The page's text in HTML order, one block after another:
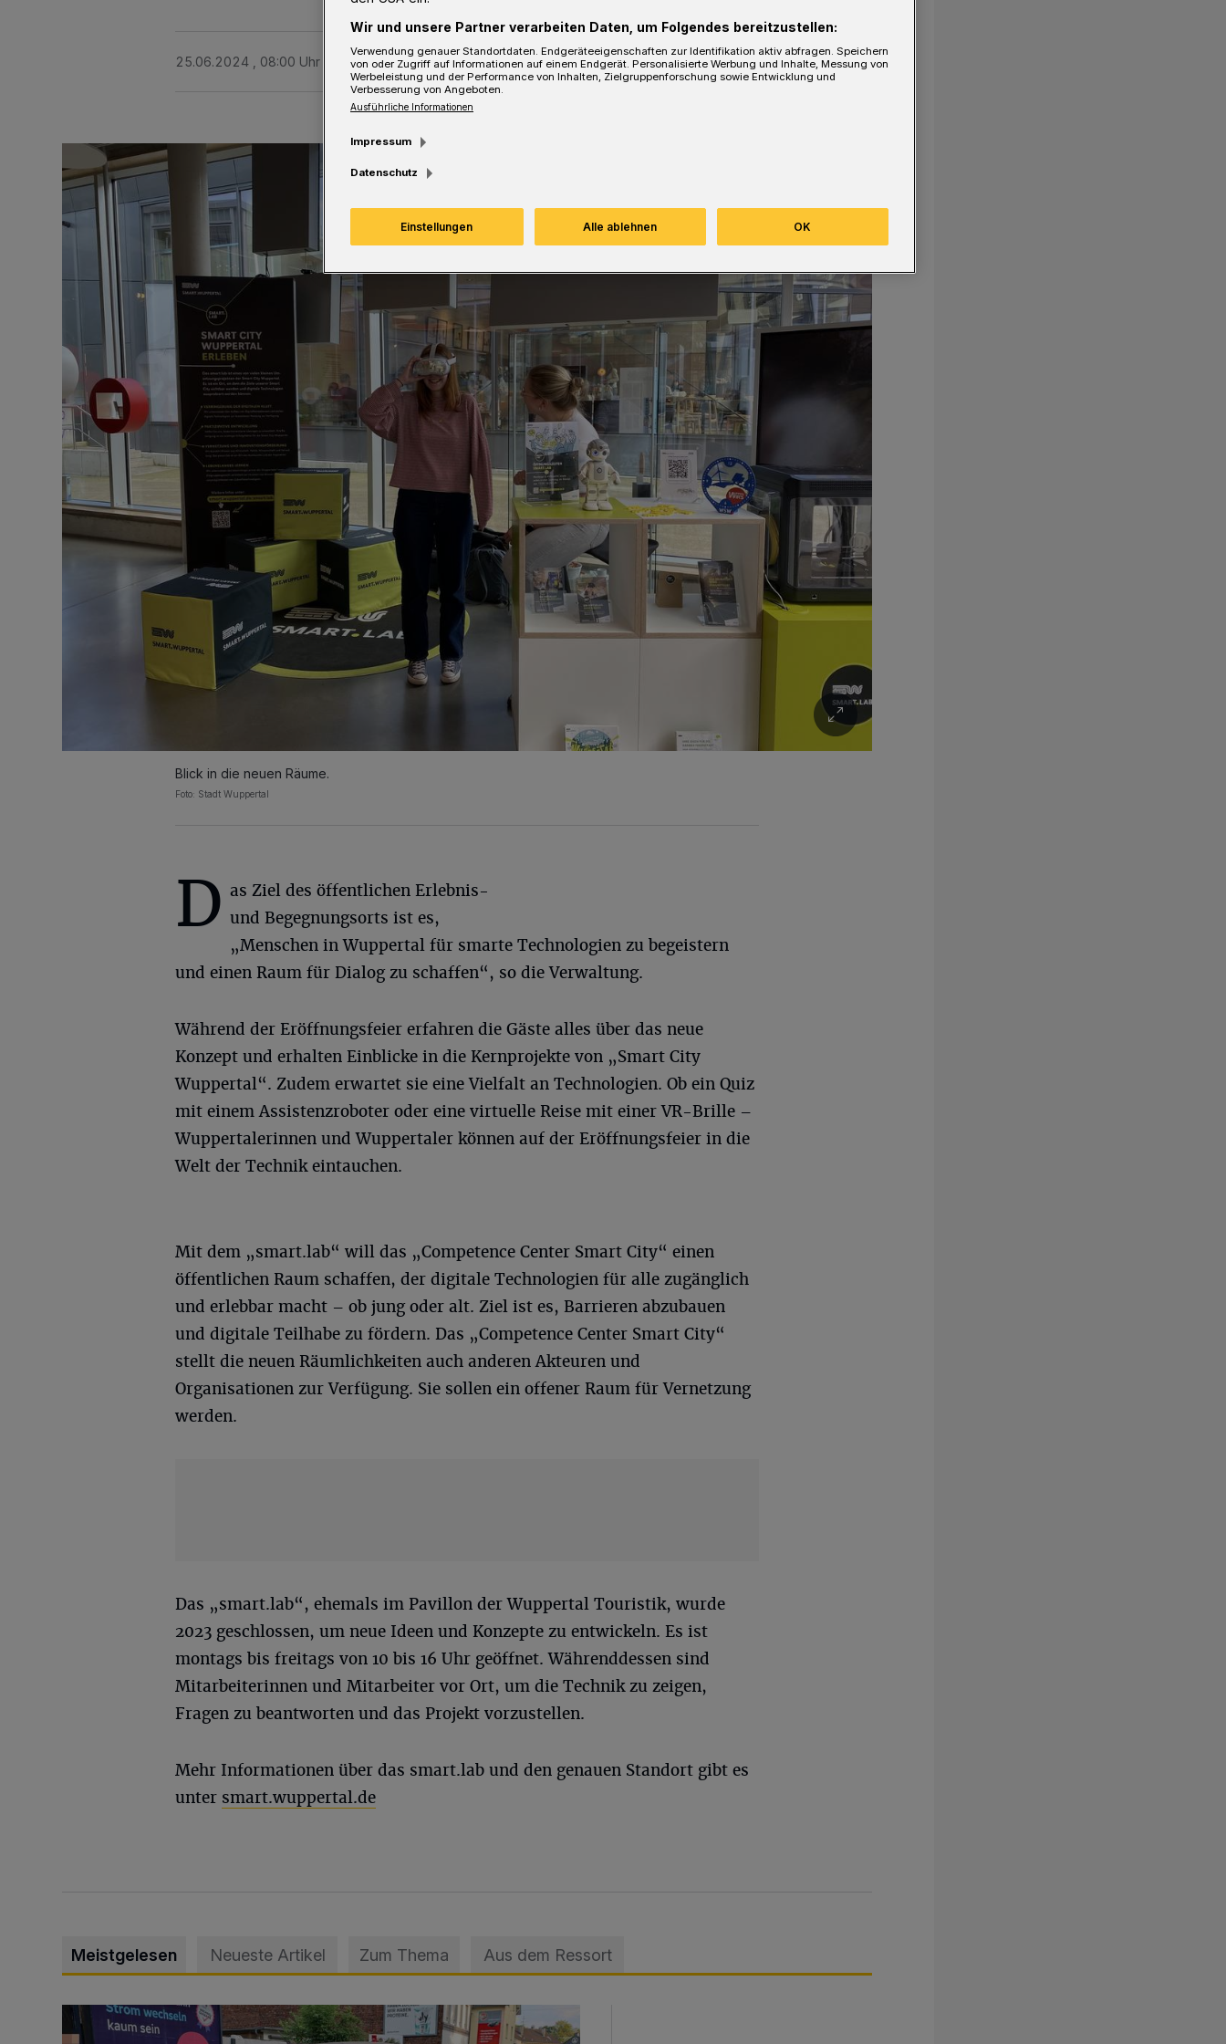
25.06.2024 , 08:00 Uhr Eine Minute Lesezeit
Blick in die neuen Räume.
Foto: Stadt Wuppertal
D as Ziel des öffentlichen Erlebnis-
und Begegnungsorts ist es,
„Menschen in Wuppertal für smarte Technologien zu begeistern
und einen Raum für Dialog zu schaffen“, so die Verwaltung.
Während der Eröffnungsfeier erfahren die Gäste alles über das neue
Konzept und erhalten Einblicke in die Kernprojekte von „Smart City
Wuppertal“. Zudem erwartet sie eine Vielfalt an Technologien. Ob ein Quiz
mit einem Assistenzroboter oder eine virtuelle Reise mit einer VR-Brille –
Wuppertalerinnen und Wuppertaler können auf der Eröffnungsfeier in die
Welt der Technik eintauchen.
Mit dem „smart.lab“ will das „Competence Center Smart City“ einen
öffentlichen Raum schaffen, der digitale Technologien für alle zugänglich
und erlebbar macht – ob jung oder alt. Ziel ist es, Barrieren abzubauen
und digitale Teilhabe zu fördern. Das „Competence Center Smart City“
stellt die neuen Räumlichkeiten auch anderen Akteuren und
Organisationen zur Verfügung. Sie sollen ein offener Raum für Vernetzung
werden.
Das „smart.lab“, ehemals im Pavillon der Wuppertal Touristik, wurde
2023 geschlossen, um neue Ideen und Konzepte zu entwickeln. Es ist
montags bis freitags von 10 bis 16 Uhr geöffnet. Währenddessen sind
Mitarbeiterinnen und Mitarbeiter vor Ort, um die Technik zu zeigen,
Fragen zu beantworten und das Projekt vorzustellen.
Mehr Informationen über das smart.lab und den genauen Standort gibt es
unter smart.wuppertal.de
Meistgelesen Neueste Artikel Zum Thema Aus dem Ressort
Schwerer Unfall mit 2,48 Promille
Wir und unsere Partner verarbeiten Daten, um Folgendes bereitzustellen:
Verwendung genauer Standortdaten. Endgeräteeigenschaften zur Identifikation aktiv abfragen. Speichern
von oder Zugriff auf Informationen auf einem Endgerät. Personalisierte Werbung und Inhalte, Messung von
Werbeleistung und der Performance von Inhalten, Zielgruppenforschung sowie Entwicklung und
Verbesserung von Angeboten.
Ausführliche Informationen
Impressum
Datenschutz
Einstellungen Alle ablehnen OK